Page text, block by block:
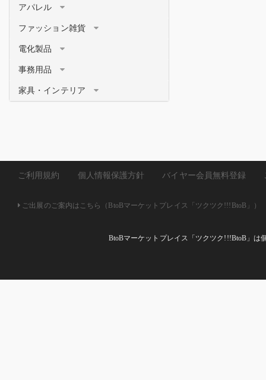
アパレル
ファッション雑貨
電化製品
事務用品
家具・インテリア
ご利用規約 個人情報保護方針 バイヤー会員無料登録
ご出展のご案内はこちら（BtoBマーケットプレイス「ツクツク!!!BtoB」）
BtoBマーケットプレイス「ツクツク!!!BtoB」は